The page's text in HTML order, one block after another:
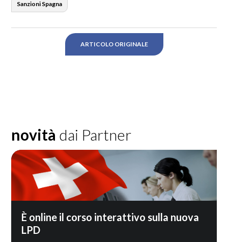
Sanzioni Spagna
ARTICOLO ORIGINALE
novità dai Partner
È online il corso interattivo sulla nuova
LPD